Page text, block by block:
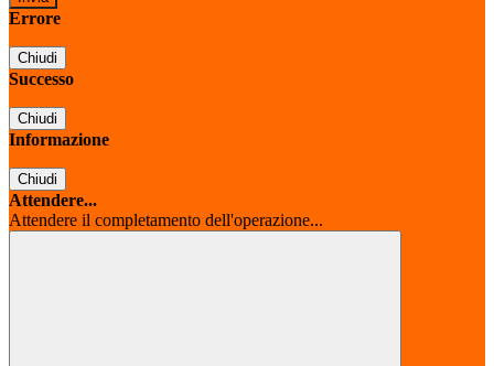
Errore
Chiudi
Successo
Chiudi
Informazione
Chiudi
Attendere...
Attendere il completamento dell'operazione...